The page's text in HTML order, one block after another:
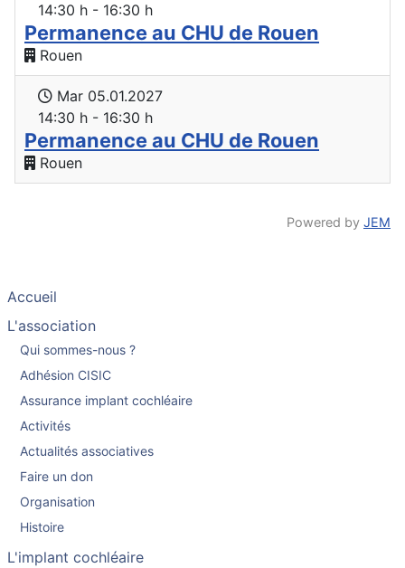
14:30 h - 16:30 h
Permanence au CHU de Rouen
Rouen
Mar 05.01.2027
14:30 h - 16:30 h
Permanence au CHU de Rouen
Rouen
Powered by JEM
Accueil
L'association
Qui sommes-nous ?
Adhésion CISIC
Assurance implant cochléaire
Activités
Actualités associatives
Faire un don
Organisation
Histoire
L'implant cochléaire